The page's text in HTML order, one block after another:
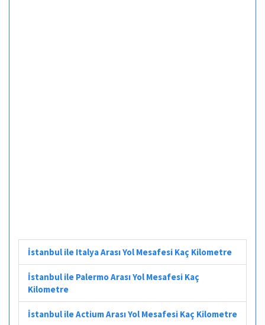
İstanbul ile Italya Arası Yol Mesafesi Kaç Kilometre
İstanbul ile Palermo Arası Yol Mesafesi Kaç
Kilometre
İstanbul ile Actium Arası Yol Mesafesi Kaç Kilometre